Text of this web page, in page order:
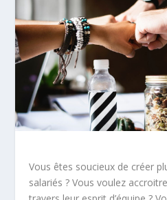
Vous êtes soucieux de créer
salariés ? Vous voulez